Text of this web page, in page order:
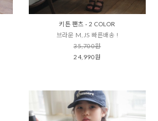
키튼 팬츠 - 2 COLOR
브라운 M,JS 빠른배송 !
35,700원
24,990원